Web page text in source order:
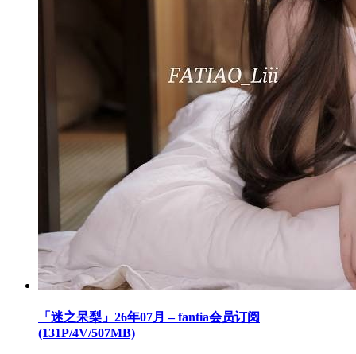
「迷之呆梨」26年07月 – fantia会员订阅
(131P/4V/507MB)